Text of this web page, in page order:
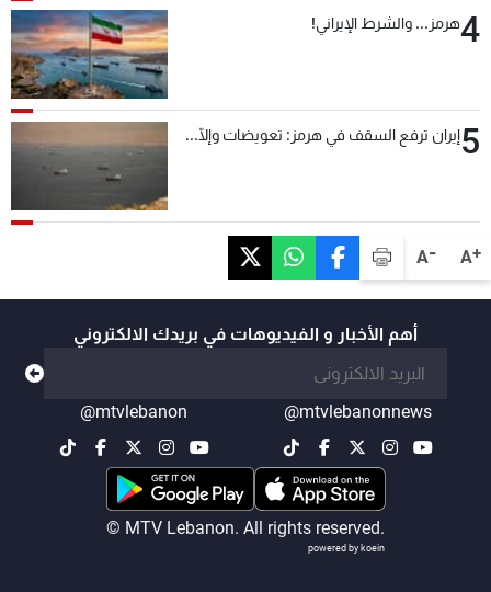
A+
A-
4هرمز... والشرط الإيراني!
5إيران ترفع السقف في هرمز: تعويضات وإلّا...
أهم الأخبار و الفيديوهات في بريدك الالكتروني
@mtvlebanonnews
@mtvlebanon
© MTV Lebanon. All rights reserved.
powered by koein